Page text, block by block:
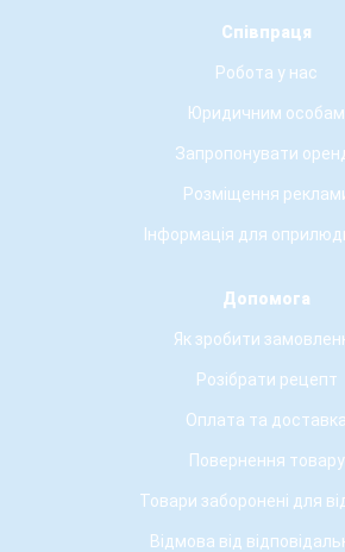
Співпраця
Робота у нас
Юридичним особам
Запропонувати
Розміщення
Інформація для
Допомога
Як зробити
Розібрати рецепт
Оплата та доставка
Повернення товару
Товари заборонені для
Відмова від